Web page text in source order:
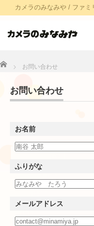
カメラのみなみや / ファミ
Home お問い合わせ
お問い合わせ
お名前
ふりがな
メールアドレス